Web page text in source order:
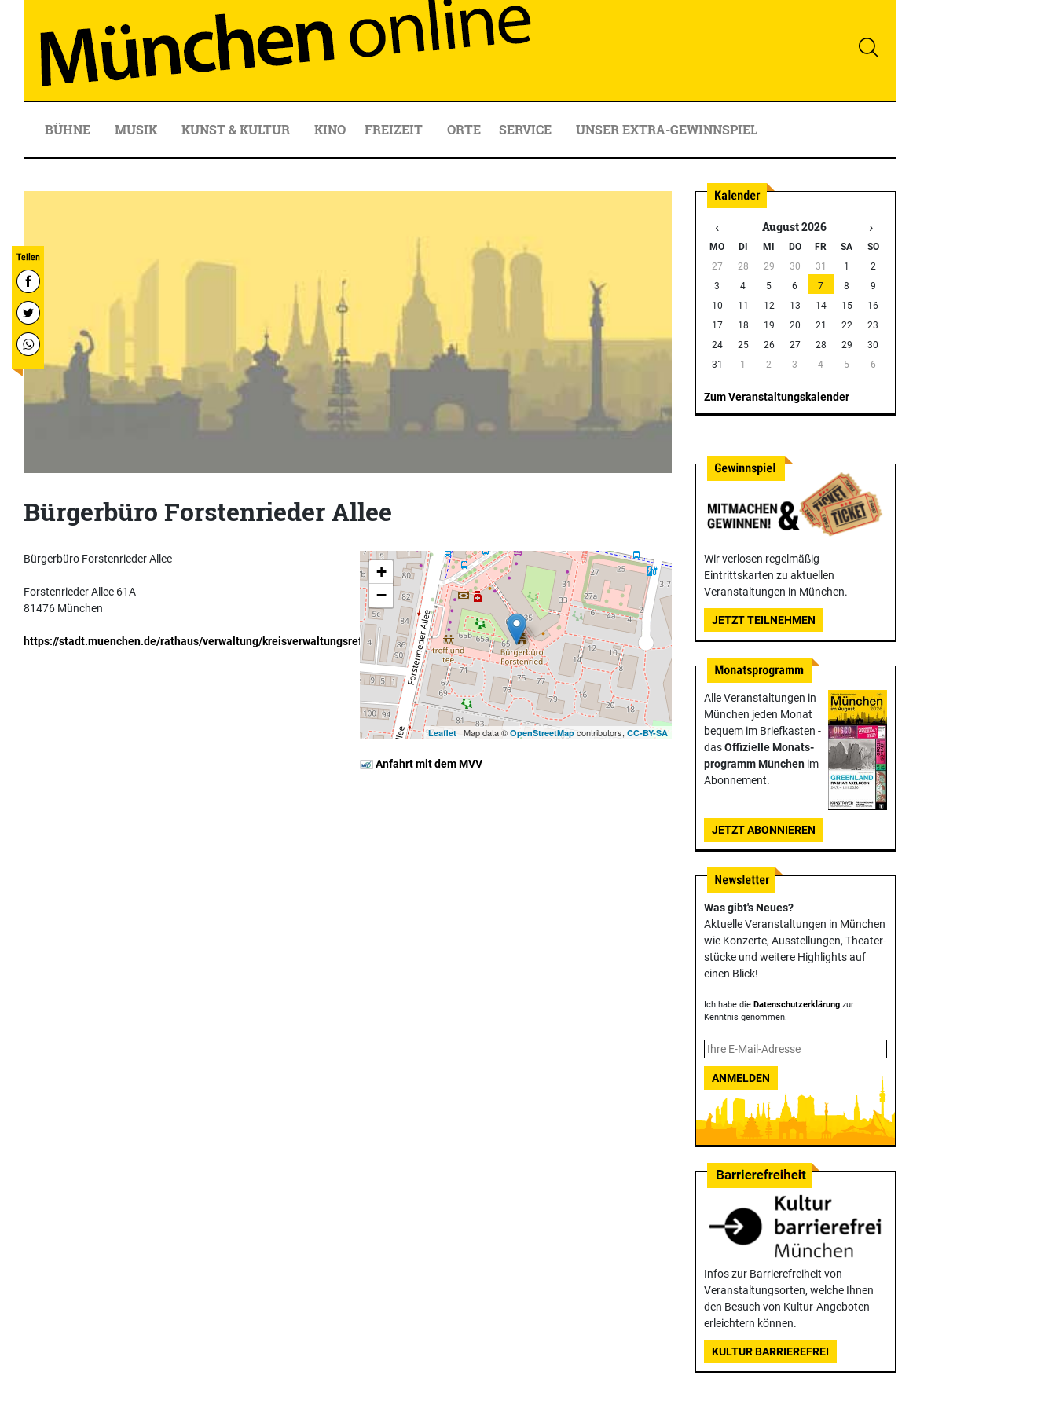
BÜHNE MUSIK KUNST & KULTUR KINO FREIZEIT ORTE SERVICE UNSER EXTRA-GEWINNSPIEL
Bürgerbüro Forstenrieder Allee
Bürgerbüro Forstenrieder Allee
Forstenrieder Allee 61A
81476 München
https://stadt.muenchen.de/rathaus/verwaltung/kreisverwaltungsreferat.html
+
−
Leaflet | Map data © OpenStreetMap contributors, CC-BY-SA
Anfahrt mit dem MVV
‹ August 2026 ›
MO DI MI DO FR SA
SO
27
28 29 30 31 1
2
3
4 5 6 7 8
9
10
11 12 13 14 15
16
17
18 19 20 21 22
23
24
25 26 27 28 29
30
31
1 2 3 4 5 6
Zum Veranstaltungskalender
Wir verlosen regelmäßig
Eintrittskarten zu aktuellen
Veranstaltungen in München.
JETZT TEILNEHMEN
Alle Veranstaltungen in
München jeden Monat
bequem im Briefkasten -
dasOffizielle Monats­
programm München im
Abonnement.
JETZT ABONNIEREN
Was gibt's Neues?
Aktuelle Veranstaltungen in München
wie Konzerte, Ausstellungen, Theater­
stücke und weitere Highlights auf
einen Blick!
Ich habe die Datenschutzerklärung zur
Kenntnis genommen.
ANMELDEN
Infos zur Barrierefreiheit von
Veranstaltungsorten, welche Ihnen
den Besuch von Kultur-Angeboten
erleichtern können.
KULTUR BARRIEREFREI